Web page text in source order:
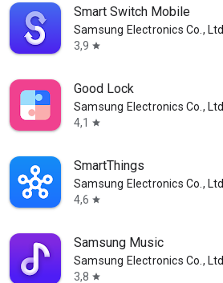
Smart Switch Mobile
Samsung Electronics Co., Ltd.
3,9 star
Good Lock
Samsung Electronics Co., Ltd.
4,1
star
SmartThings
Samsung Electronics Co., Ltd.
4,6 star
Samsung Music
Samsung Electronics Co., Ltd.
3,8 star